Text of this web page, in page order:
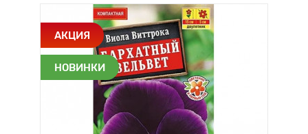
АКЦИЯ
НОВИНКИ